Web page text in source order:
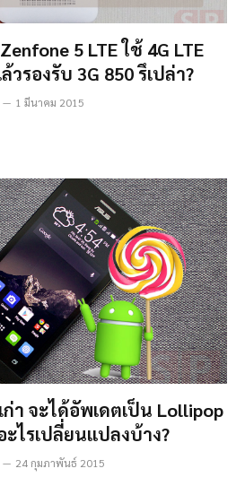
5 LTE ใช้ 4G LTE
รองรับ 3G 850 รึเปล่า?
1 มีนาคม 2015
ก่า จะได้อัพเดตเป็น Lollipop
ไรเปลี่ยนแปลงบ้าง?
24 กุมภาพันธ์ 2015